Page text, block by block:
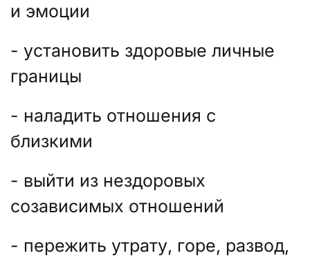
и эмоции
- установить здоровые личные
границы
- наладить отношения с
близкими
- выйти из нездоровых
созависимых отношений
- пережить утрату, горе, развод,